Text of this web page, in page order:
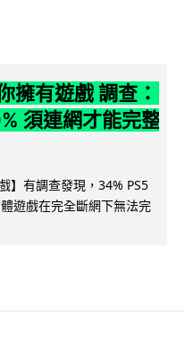
擁有遊戲 調查：
須連網才能完整
】有調查發現，34% PS5
遊戲在完全斷網下無法完